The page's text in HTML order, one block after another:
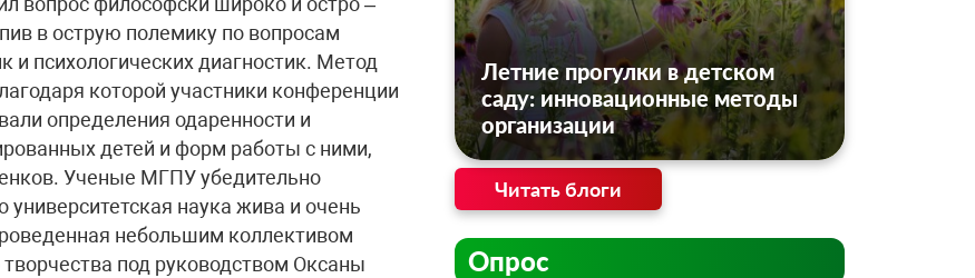
Летние прогулки в детском
саду: инновационные методы
организации
Читать блоги
Опрос